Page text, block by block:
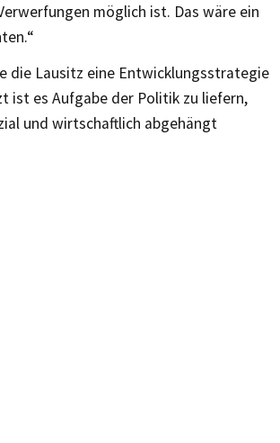
möglich ist. Das wäre ein
die Lausitz eine Entwicklungsstrategie
ist es Aufgabe der Politik zu liefern,
und wirtschaftlich abgehängt